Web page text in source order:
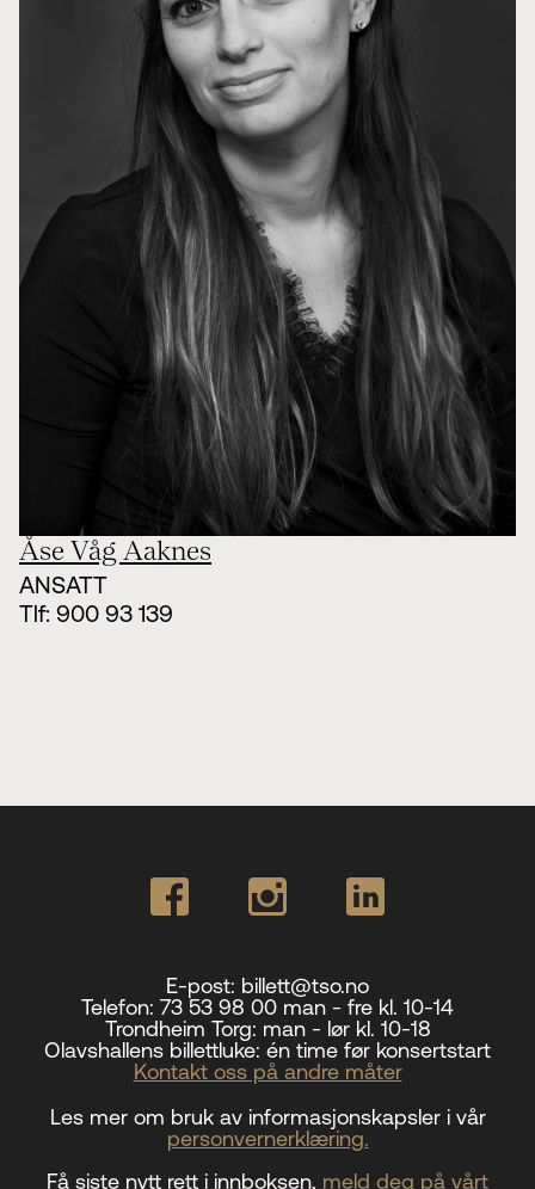
TSOs venner
Bærekraft & samfunn
TSO mot 2030
Princess Astrid International Music Competition
Jobbe hos oss
Samarbeidspartnere
Åse Våg Aaknes
ANSATT
Tlf: 900 93 139
E-post: billett@tso.no
Telefon: 73 53 98 00 man - fre kl. 10-14
Trondheim Torg: man - lør kl. 10-18
Olavshallens billettluke: én time før konsertstart
Kontakt oss på andre måter
Les mer om bruk av informasjonskapsler i vår
personvernerklæring.
Få siste nytt rett i innboksen, meld deg på vårt